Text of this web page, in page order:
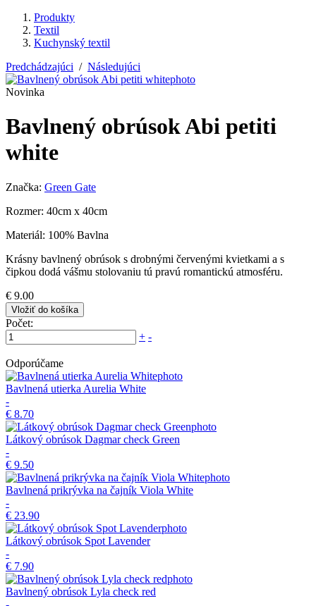
Produkty
Textil
Kuchynský textil
Predchádzajúci / Následujúci
Novinka
Bavlnený obrúsok Abi petiti
white
Značka: Green Gate
Rozmer: 40cm x 40cm
Materiál: 100% Bavlna
Krásny bavlnený obrúsok s drobnými červenými kvietkami a s
čipkou dodá vášmu stolovaniu tú pravú romantickú atmosféru.
€ 9.00
Vložiť do košíka
Počet:
+ -
Odporúčame
Bavlnená utierka Aurelia White
-
€ 8.70
Látkový obrúsok Dagmar check Green
-
€ 9.50
Bavlnená prikrývka na čajník Viola White
-
€ 23.90
Látkový obrúsok Spot Lavender
-
€ 7.90
Bavlnený obrúsok Lyla check red